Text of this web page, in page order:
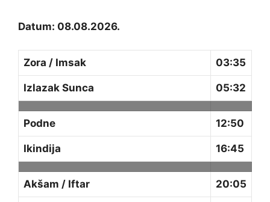
Datum: 08.08.2026.
Zora / Imsak 03:35
Izlazak Sunca 05:32
Podne 12:50
Ikindija 16:45
Akšam / Iftar 20:05